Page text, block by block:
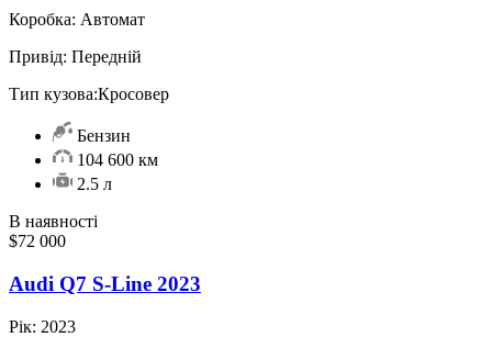
Коробка: Автомат
Привід: Передній
Тип кузова:Кросовер
Бензин
104 600 км
2.5 л
В наявності
$72 000
Audi Q7 S-Line 2023
Рік: 2023